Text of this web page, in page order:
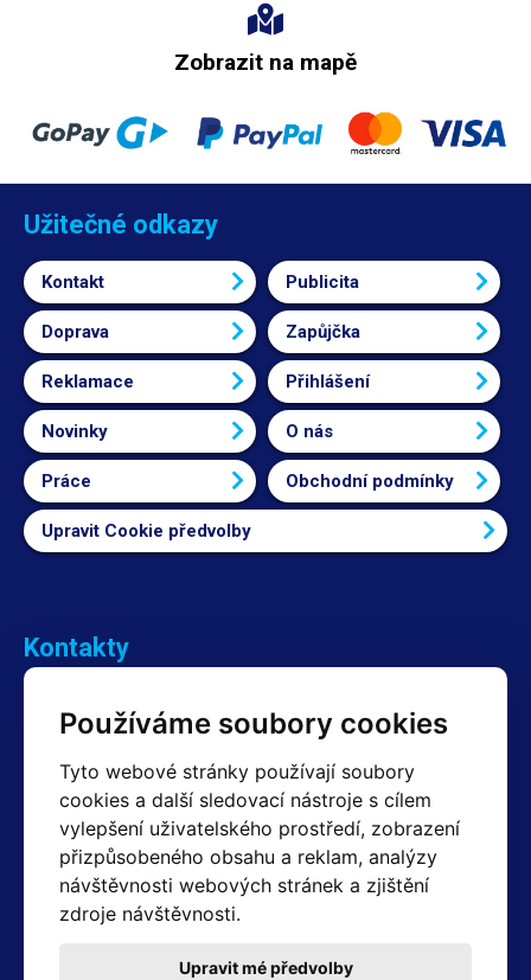
Používáme soubory cookies
Tyto webové stránky používají soubory
cookies a další sledovací nástroje s cílem
vylepšení uživatelského prostředí, zobrazení
přizpůsobeného obsahu a reklam, analýzy
návštěvnosti webových stránek a zjištění
zdroje návštěvnosti.
Upravit mé předvolby
Zobrazit na mapě
Užitečné odkazy
Kontakt Publicita
Doprava Zapůjčka
Reklamace Přihlášení
Novinky O nás
Práce Obchodní podmínky
Upravit Cookie předvolby
Kontakty
+420 603 357 606 +420 605 234 204
Fakturační a expediční oddělení
+420 605 259 759 (Po–Pá: 7:30 – 15:00)
Technické oddělení
+420 603 355 085 (Po–Pá: 8:00 – 16:00)
servis@hotair.cz